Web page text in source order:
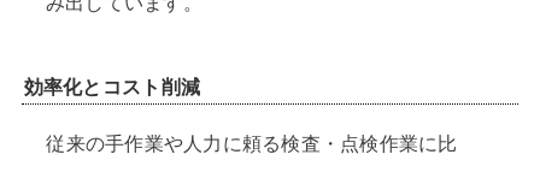
効率化とコスト削減
従来の手作業や人力に頼る検査・点検作業に比